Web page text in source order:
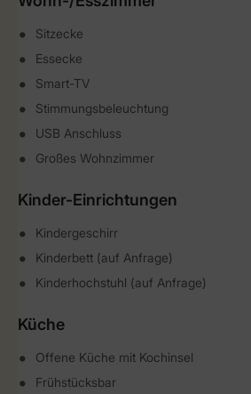
Sitzecke
Essecke
Smart-TV
Stimmungsbeleuchtung
USB Anschluss
Großes Wohnzimmer
Kinder-Einrichtungen
Kindergeschirr
Kinderbett (auf Anfrage)
Kinderhochstuhl (auf Anfrage)
Küche
Offene Küche mit Kochinsel
Frühstücksbar